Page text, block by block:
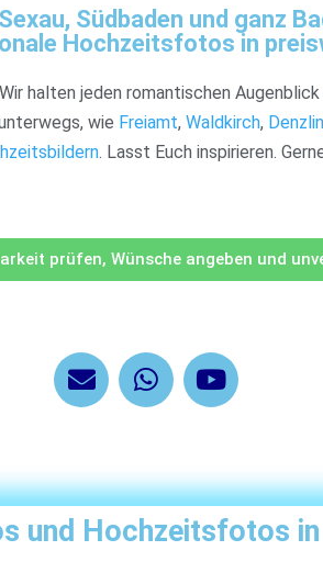
Südbaden und ganz
Hochzeitsfotos in
halten jeden romantischen
wie Freiamt, Waldkirch,
. Lasst Euch inspirieren.
prüfen, Wünsche angeben und
und Hochzeitsfotos